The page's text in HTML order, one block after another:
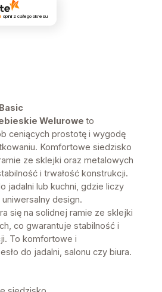
opinii z całego okresu
Welurowe to
ceniących prostotę i wygodę
Komfortowe siedzisko
ze sklejki oraz metalowych
i trwałość konstrukcji.
jadalni lub kuchni, gdzie liczy
design.
się na solidnej ramie ze sklejki
co gwarantuje stabilność i
To komfortowe i
do jadalni, salonu czy biura.